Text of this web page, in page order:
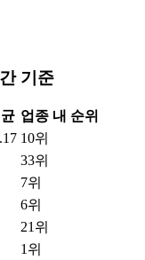
기준
업종 내 순위
10위
33위
7위
6위
21위
1위